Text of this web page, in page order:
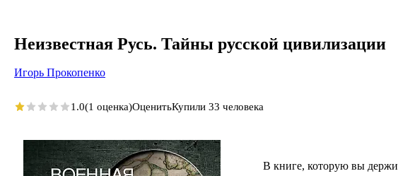
В книге, которую вы
Неизвестная Русь. Тайны русской цивилизации
Игорь Прокопенко
1.0(1 оценка)ОценитьКупили 33 человека